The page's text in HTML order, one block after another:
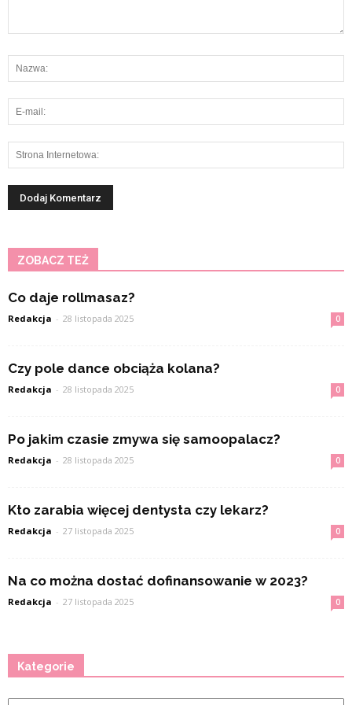
ZOBACZ TEŻ
Co daje rollmasaz?
Redakcja - 28 listopada 2025 0
Czy pole dance obciąża kolana?
Redakcja - 28 listopada 2025 0
Po jakim czasie zmywa się samoopalacz?
Redakcja - 28 listopada 2025 0
Kto zarabia więcej dentysta czy lekarz?
Redakcja - 27 listopada 2025 0
Na co można dostać dofinansowanie w 2023?
Redakcja - 27 listopada 2025 0
Kategorie
Kategorie